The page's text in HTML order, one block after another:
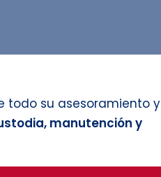
todo su asesoramiento y
manutención y